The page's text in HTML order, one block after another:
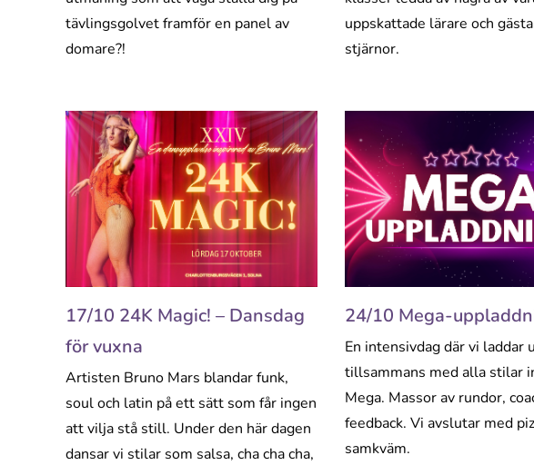
tävlingsgolvet framför en panel av
domare?!
uppskattade lärare och
stjärnor.
17/10 24K Magic! – Dansdag
för vuxna
Artisten Bruno Mars blandar funk,
soul och latin på ett sätt som får ingen
att vilja stå still. Under den här dagen
dansar vi stilar som salsa, cha cha cha,
24/10 Mega-
En intensivdag där vi laddar
tillsammans med alla stilar
Mega. Massor av rundor,
feedback. Vi avslutar med
samkväm.